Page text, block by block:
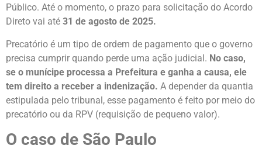
Público. Até o momento, o prazo para solicitação do Acordo
Direto vai até 31 de agosto de 2025.
Precatório é um tipo de ordem de pagamento que o governo
precisa cumprir quando perde uma ação judicial. No caso,
se o munícipe processa a Prefeitura e ganha a causa, ele
tem direito a receber a indenização. A depender da quantia
estipulada pelo tribunal, esse pagamento é feito por meio do
precatório ou da RPV (requisição de pequeno valor).
O caso de São Paulo